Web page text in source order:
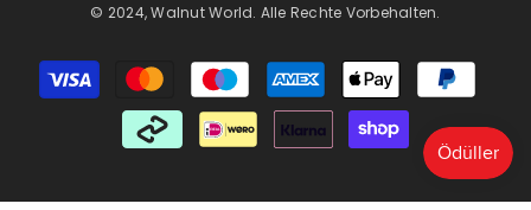
© 2024, Walnut World. Alle Rechte Vorbehalten.
Zahlungsmöglichkeiten